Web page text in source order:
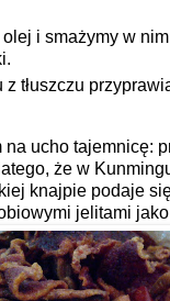
i smażymy w
z tłuszczu
ucho tajemnicę:
że w
knajpie podaje
jelitami